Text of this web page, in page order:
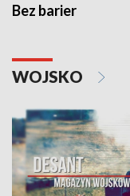
Bez barier
WOJSKO